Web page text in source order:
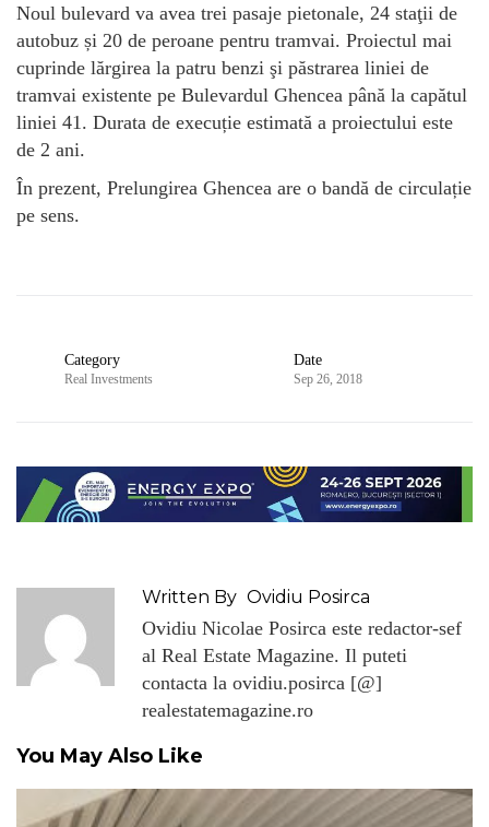
Noul bulevard va avea trei pasaje pietonale, 24 staţii de
autobuz și 20 de peroane pentru tramvai. Proiectul mai
cuprinde lărgirea la patru benzi şi păstrarea liniei de
tramvai existente pe Bulevardul Ghencea până la capătul
liniei 41. Durata de execuție estimată a proiectului este
de 2 ani.
În prezent, Prelungirea Ghencea are o bandă de circulație
pe sens.
Category
Real Investments
Date
Sep 26, 2018
Written By Ovidiu Posirca
Ovidiu Nicolae Posirca este redactor-sef
al Real Estate Magazine. Il puteti
contacta la ovidiu.posirca [@]
realestatemagazine.ro
You May Also Like